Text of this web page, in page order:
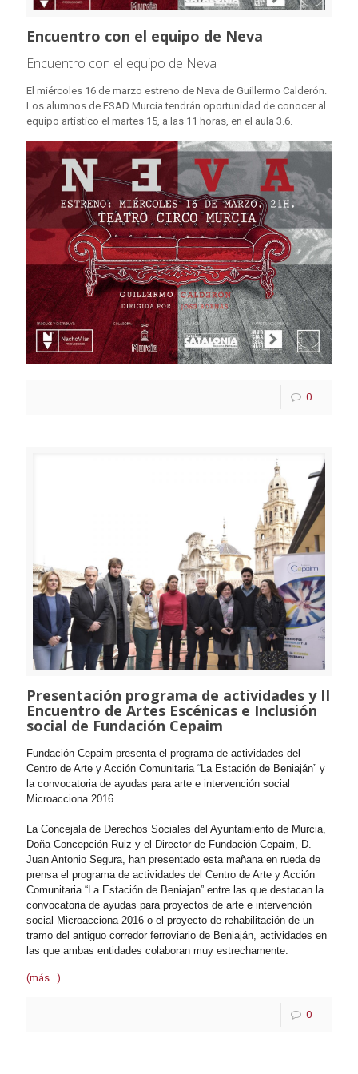
Encuentro con el equipo de Neva
Encuentro con el equipo de Neva
El miércoles 16 de marzo estreno de Neva de Guillermo Calderón.
Los alumnos de ESAD Murcia tendrán oportunidad de conocer al
equipo artístico el martes 15, a las 11 horas, en el aula 3.6.
0
Presentación programa de actividades y II
Encuentro de Artes Escénicas e Inclusión
social de Fundación Cepaim
Fundación Cepaim presenta el programa de actividades del
Centro de Arte y Acción Comunitaria “La Estación de Beniaján” y
la convocatoria de ayudas para arte e intervención social
Microacciona 2016.
La Concejala de Derechos Sociales del Ayuntamiento de Murcia,
Doña Concepción Ruiz y el Director de Fundación Cepaim, D.
Juan Antonio Segura, han presentado esta mañana en rueda de
prensa el programa de actividades del Centro de Arte y Acción
Comunitaria “La Estación de Beniajan” entre las que destacan la
convocatoria de ayudas para proyectos de arte e intervención
social Microacciona 2016 o el proyecto de rehabilitación de un
tramo del antiguo corredor ferroviario de Beniaján, actividades en
las que ambas entidades colaboran muy estrechamente.
(más…)
0